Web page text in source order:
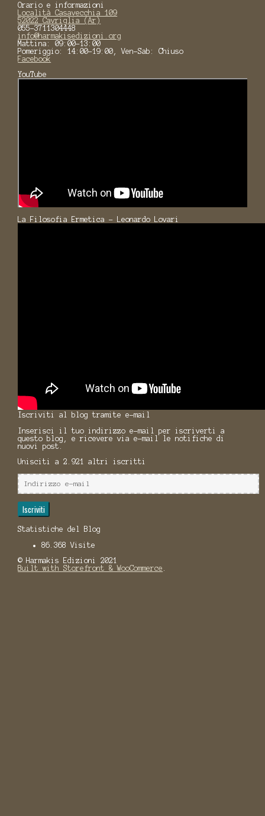
Orario e informazioni
Località Casavecchia 109
52022 Cavriglia (Ar)
055-3711304448
info@harmakisedizioni.org
Mattina: 09:00-13:00
Pomeriggio: 14:00-19:00, Ven-Sab: Chiuso
Facebook
YouTube
La Filosofia Ermetica - Leonardo Lovari
Iscriviti al blog tramite e-mail
Inserisci il tuo indirizzo e-mail per iscriverti a
questo blog, e ricevere via e-mail le notifiche di
nuovi post.
Unisciti a 2.921 altri iscritti
Indirizzo
e-
mail
Iscriviti
Statistiche del Blog
86.368 Visite
© Harmakis Edizioni 2021
Built with Storefront & WooCommerce